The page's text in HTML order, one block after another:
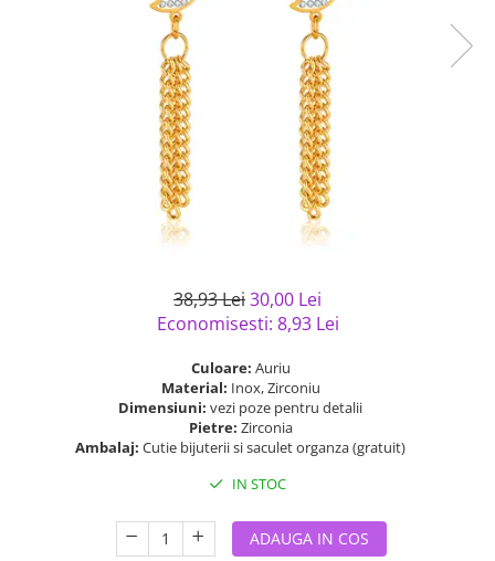
Bijuterii argint placat cu aur
Bijuterii argint cu diverse
Bijuterii argint cu murano
Bijuterii gotice si rock
Bijuterii Handmade
Casete si cutii de bijuterii
Solutii si lavete de curatare
38,93 Lei30,00 Lei
Economisesti: 8,93 Lei
Culoare: Auriu
Material: Inox, Zirconiu
Dimensiuni: vezi poze pentru detalii
Pietre: Zirconia
Ambalaj: Cutie bijuterii si saculet organza (gratuit)
IN STOC
ADAUGA IN COS